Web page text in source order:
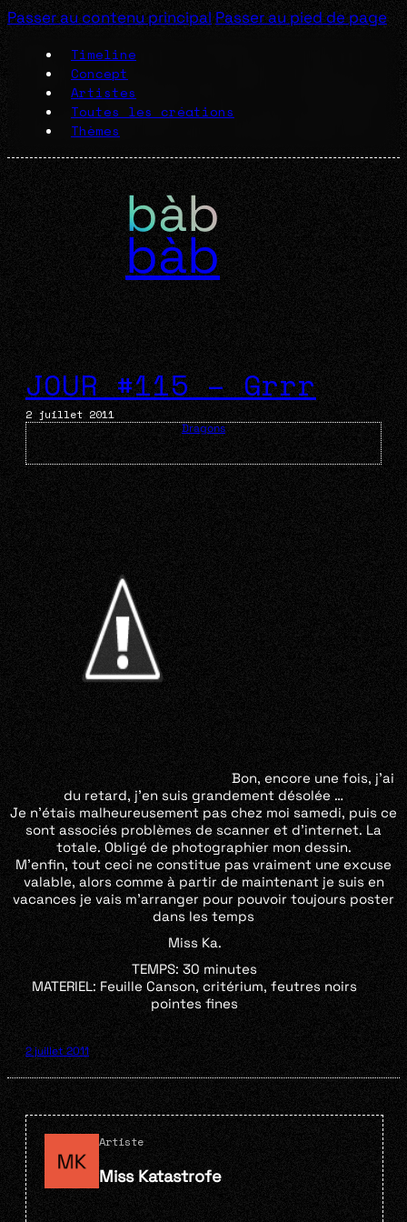
Passer au contenu principal Passer au pied de page
Timeline
Concept
Artistes
Toutes les créations
Thèmes
bàb
JOUR #115 – Grrr
2 juillet 2011
Dragons
Bon, encore une fois, j’ai
du retard, j’en suis grandement désolée …
Je n’étais malheureusement pas chez moi samedi, puis ce
sont associés problèmes de scanner et d’internet. La
totale. Obligé de photographier mon dessin.
M’enfin, tout ceci ne constitue pas vraiment une excuse
valable, alors comme à partir de maintenant je suis en
vacances je vais m’arranger pour pouvoir toujours poster
dans les temps
Miss Ka.
TEMPS: 30 minutes
MATERIEL: Feuille Canson, critérium, feutres noirs
pointes fines
2 juillet 2011
Artiste
Miss Katastrofe